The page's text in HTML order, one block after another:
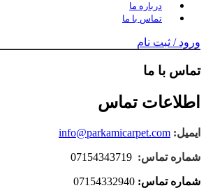
درباره ما
تماس با ما
ورود / ثبت نام
تماس با ما
اطلاعات تماس
ایمیل: info@parkamicarpet.com
شماره تماس:
شماره تماس: